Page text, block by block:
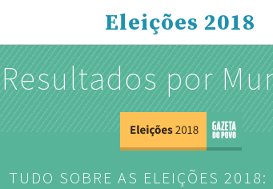
Eleições 2018
Resultados por
TUDO SOBRE AS ELEIÇÕES